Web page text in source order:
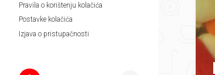
Pravila o korištenju kolačića
Postavke kolačića
Izjava o pristupačnosti